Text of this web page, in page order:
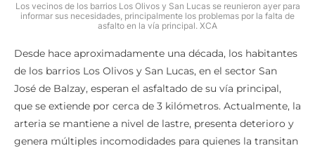
Los vecinos de los barrios Los Olivos y San Lucas se reunieron ayer para
informar sus necesidades, principalmente los problemas por la falta de
asfalto en la vía principal. XCA
Desde hace aproximadamente una década, los habitantes
de los barrios Los Olivos y San Lucas, en el sector San
José de Balzay, esperan el asfaltado de su vía principal,
que se extiende por cerca de 3 kilómetros. Actualmente, la
arteria se mantiene a nivel de lastre, presenta deterioro y
genera múltiples incomodidades para quienes la transitan